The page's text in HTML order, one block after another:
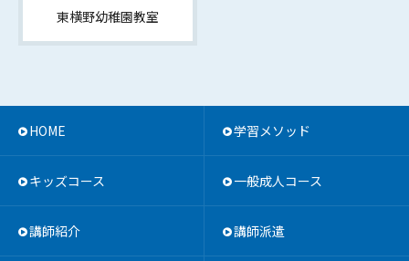
東横野幼稚園教室
HOME 学習メソッド
キッズコース 一般成人コース
講師紹介 講師派遣